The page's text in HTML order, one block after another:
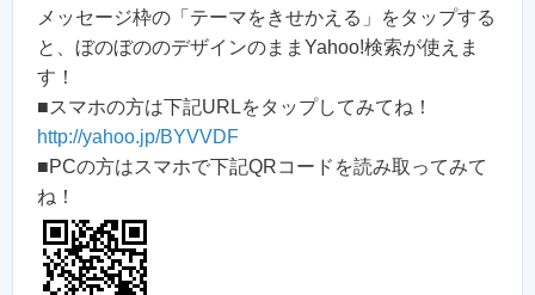
メッセージ枠の「テーマをきせかえる」をタップする
と、ぼのぼののデザインのままYahoo!検索が使えま
す！
■スマホの方は下記URLをタップしてみてね！
http://yahoo.jp/BYVVDF
■PCの方はスマホで下記QRコードを読み取ってみて
ね！